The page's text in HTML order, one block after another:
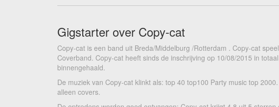
Gigstarter over Copy-cat
Copy-cat is een band uit Breda/Middelburg /Rotterdam . Copy-cat
Coverband. Copy-cat heeft sinds de inschrijving op 10/08/2015 in
binnengehaald.
De muziek van Copy-cat klinkt als: top 40 top100 Party music top
alleen covers.